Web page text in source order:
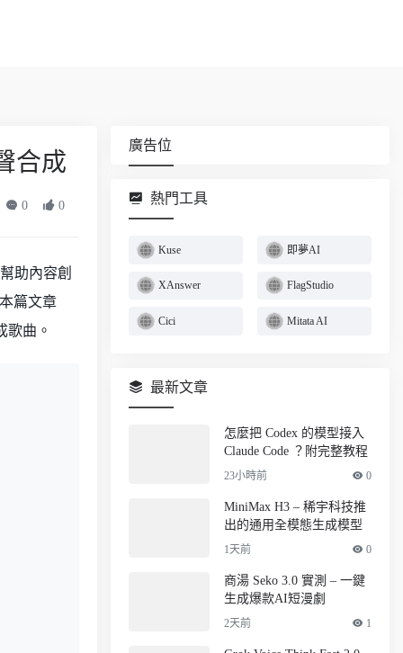
合成
0 0
助內容創
篇文章
歌曲。
廣告位
熱門工具
Kuse 即夢AI
XAnswer FlagStudio
Cici Mitata AI
最新文章
怎麼把 Codex 的模型接入
Claude Code ？附完整教程
23小時前 0
MiniMax H3 – 稀宇科技推
出的通用全模態生成模型
1天前 0
商湯 Seko 3.0 實測 – 一鍵
生成爆款AI短漫劇
2天前 1